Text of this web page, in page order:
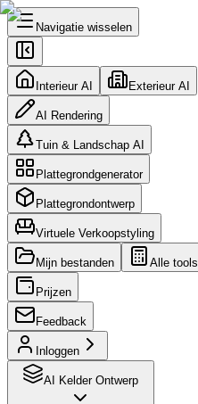
Navigatie wisselen
Interieur AI Exterieur AI
AI Rendering
Tuin & Landschap AI
Plattegrondgenerator
Plattegrondontwerp
Virtuele Verkoopstyling
Mijn bestanden Alle tools
Prijzen
Feedback
Inloggen
AI Kelder Ontwerp